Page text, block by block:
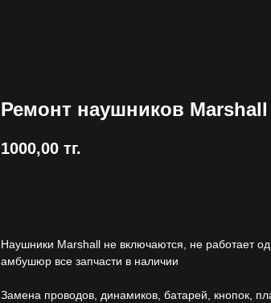
Ремонт наушников
1000,00 тг.
Наушники Marshall не включаются, не работает
амбушюр все запчасти в наличии
Замена проводов, динамиков, батарей, кнопок,